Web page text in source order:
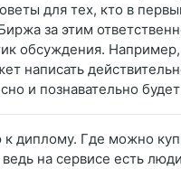
для тех, кто в
за этим
обсуждения.
написать
и познавательно
к диплому. Где можно
на сервисе есть